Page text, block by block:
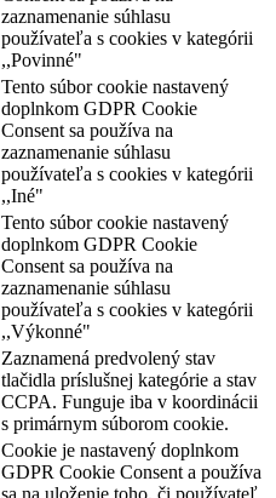
zaznamenanie súhlasu
používateľa s cookies v kategórii
,,Povinné"
Tento súbor cookie nastavený
doplnkom GDPR Cookie
Consent sa používa na
zaznamenanie súhlasu
používateľa s cookies v kategórii
,,Iné"
Tento súbor cookie nastavený
doplnkom GDPR Cookie
Consent sa používa na
zaznamenanie súhlasu
používateľa s cookies v kategórii
,,Výkonné"
Zaznamená predvolený stav
tlačidla príslušnej kategórie a stav
CCPA. Funguje iba v koordinácii
s primárnym súborom cookie.
Cookie je nastavený doplnkom
GDPR Cookie Consent a používa
sa na uloženie toho, či používateľ